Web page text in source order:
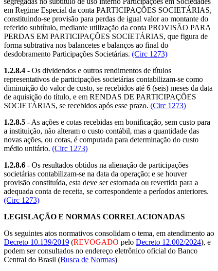
em Regime Especial da conta PARTICIPAÇÕES SOCIETÁRIAS,
constituindo-se provisão para perdas de igual valor ao montante do
referido subtítulo, mediante utilização da conta PROVISÃO PARA
PERDAS EM PARTICIPAÇÕES SOCIETÁRIAS, que figura de
forma subtrativa nos balancetes e balanços ao final do
desdobramento Participações Societárias. (Circ 1273)
1.2.8.4 - Os dividendos e outros rendimentos de títulos
representativos de participações societárias contabilizam-se como
diminuição do valor de custo, se recebidos até 6 (seis) meses da data
de aquisição do título, e em RENDAS DE PARTICIPAÇÕES
SOCIETÁRIAS, se recebidos após esse prazo. (Circ 1273)
1.2.8.5 - As ações e cotas recebidas em bonificação, sem custo para
a instituição, não alteram o custo contábil, mas a quantidade das
novas ações, ou cotas, é computada para determinação do custo
médio unitário. (Circ 1273)
1.2.8.6 - Os resultados obtidos na alienação de participações
societárias contabilizam-se na data da operação; e se houver
provisão constituída, esta deve ser estornada ou revertida para a
adequada conta de receita, se correspondente a períodos anteriores.
(Circ 1273)
LEGISLAÇÃO E NORMAS CORRELACIONADAS
Os seguintes atos normativos consolidam o tema, em atendimento ao
Decreto 10.139/2019 (REVOGADO pelo Decreto 12.002/2024), e
podem ser consultados no endereço eletrônico oficial do Banco
Central do Brasil (Busca de Normas)